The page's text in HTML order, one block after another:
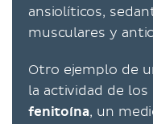
ansiolíticos,
musculares y
Otro ejemplo de
la actividad de los
fenitoína, un